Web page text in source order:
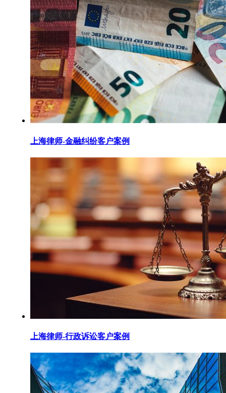
上海律师-金融纠纷客户案例
上海律师-行政诉讼客户案例